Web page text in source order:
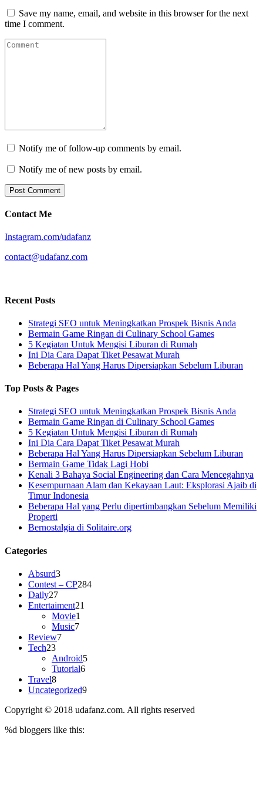
Save my name, email, and website in this browser for the next
time I comment.
Notify me of follow-up comments by email.
Notify me of new posts by email.
Contact Me
Instagram.com/udafanz
contact@udafanz.com
Recent Posts
Strategi SEO untuk Meningkatkan Prospek Bisnis Anda
Bermain Game Ringan di Culinary School Games
5 Kegiatan Untuk Mengisi Liburan di Rumah
Ini Dia Cara Dapat Tiket Pesawat Murah
Beberapa Hal Yang Harus Dipersiapkan Sebelum Liburan
Top Posts & Pages
Strategi SEO untuk Meningkatkan Prospek Bisnis Anda
Bermain Game Ringan di Culinary School Games
5 Kegiatan Untuk Mengisi Liburan di Rumah
Ini Dia Cara Dapat Tiket Pesawat Murah
Beberapa Hal Yang Harus Dipersiapkan Sebelum Liburan
Bermain Game Tidak Lagi Hobi
Kenali 3 Bahaya Social Engineering dan Cara Mencegahnya
Kesempurnaan Alam dan Kekayaan Laut: Eksplorasi Ajaib di
Timur Indonesia
Beberapa Hal yang Perlu dipertimbangkan Sebelum Memiliki
Properti
Bernostalgia di Solitaire.org
Categories
Absurd3
Contest – CP284
Daily27
Entertaiment21
Movie1
Music7
Review7
Tech23
Android5
Tutorial6
Travel8
Uncategorized9
Copyright © 2018 udafanz.com. All rights reserved
%d bloggers like this: